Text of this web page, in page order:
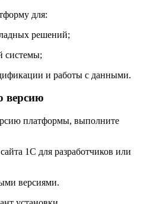
для:
решений;
системы;
и работы с данными.
версию
платформы, выполните
1С для разработчиков или
версиями.